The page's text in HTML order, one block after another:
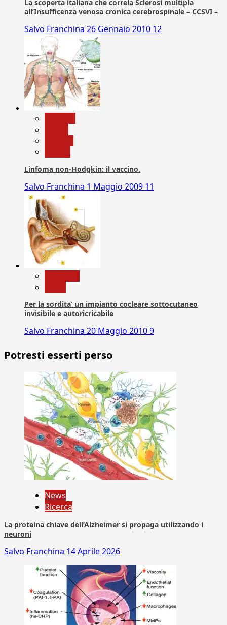
La scoperta italiana che correla Sclerosi multipla
all’Insufficenza venosa cronica cerebrospinale – CCSVI –
Salvo Franchina 26 Gennaio 2010 12
Linfoma non-Hodgkin: il vaccino.
Salvo Franchina 1 Maggio 2009 11
Per la sordita’ un impianto cocleare sottocutaneo
invisibile e autoricricabile
Salvo Franchina 20 Maggio 20109
Potresti esserti perso
News
Ricerca
La proteina chiave dell’Alzheimer si propaga utilizzando i
neuroni
Salvo Franchina 14 Aprile 2026